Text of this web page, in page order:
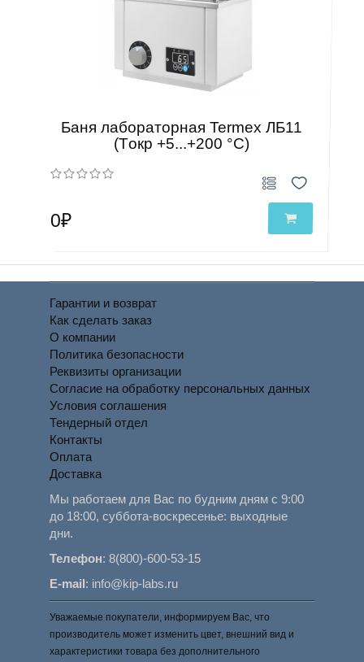
Баня лабораторная Termex ЛБ11
(Tокр +5...+200 °С)
0₽
Гарантии и возврат
Как сделать заказ
О компании
Политика безопасности
Реквизиты организации
Согласие на обработку персональных данных
Условия соглашения
Тендерный отдел
Контакты
Оплата
Доставка
Мы работаем для Вас по будним дням с 9:00
до 18:00, суббота-воскресенье: выходные
дни.
Телефон:8(800)-600-53-15
E-mail: info@kip-labs.ru
Уважаемые покупатели, информируем Вас, что
производитель может изменить цвет, внешний вид и
характеристики товара без дополнительного